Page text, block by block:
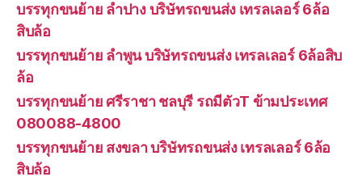
บรรทุกขนย้าย ลำปาง บริษัทรถขนส่ง เทรลเลอร์ 6ล้อ
สิบล้อ
บรรทุกขนย้าย ลำพูน บริษัทรถขนส่ง เทรลเลอร์ 6ล้อสิบ
ล้อ
บรรทุกขนย้าย ศรีราชา ชลบุรี รถมีตัวT ข้ามประเทศ
080088-4800
บรรทุกขนย้าย สงขลา บริษัทรถขนส่ง เทรลเลอร์ 6ล้อ
สิบล้อ